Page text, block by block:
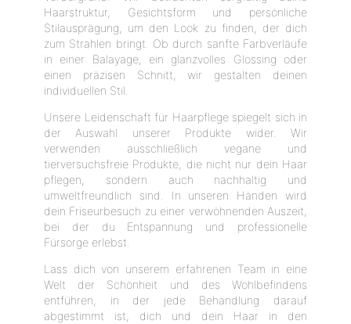
Haarstruktur, Gesichtsform und persönliche
Stilausprägung, um den Look zu finden, der dich
zum Strahlen bringt. Ob durch sanfte Farbverläufe
in einer Balayage, ein glanzvolles Glossing oder
einen präzisen Schnitt, wir gestalten deinen
individuellen Stil.
Unsere Leidenschaft für Haarpflege spiegelt sich in
der Auswahl unserer Produkte wider. Wir
verwenden ausschließlich vegane und
tierversuchsfreie Produkte, die nicht nur dein Haar
pflegen, sondern auch nachhaltig und
umweltfreundlich sind. In unseren Händen wird
dein Friseurbesuch zu einer verwöhnenden Auszeit,
bei der du Entspannung und professionelle
Fürsorge erlebst.
Lass dich von unserem erfahrenen Team in eine
Welt der Schönheit und des Wohlbefindens
entführen, in der jede Behandlung darauf
abgestimmt ist, dich und dein Haar in den